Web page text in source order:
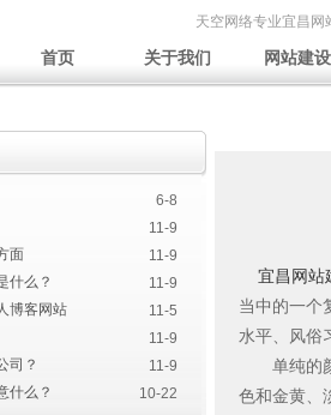
天空网络专业宜昌网
首页 关于我们 网站建设
6-8
11-9
面
11-9
什么？
11-9
博客网站
11-5
11-9
司？
11-9
什么？
10-22
宜昌网站
当中的一个
水平、风俗
单纯的颜
色和金黄、